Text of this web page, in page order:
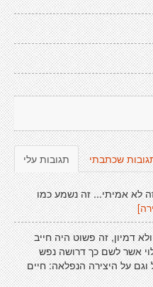
תגובות עלי שכתבתי
לא אמיתי... זה נשמע כמו
דמיון, זה פשוט היה חייב
אשר לשם כך דרושה נפש
על היצירה הנפלאה: חיים